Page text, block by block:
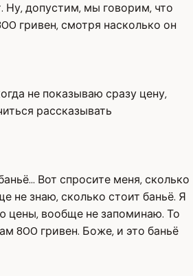
Ну, допустим, мы говорим, что
гривен, смотря насколько он
не показываю сразу цену,
рассказывать
Вот спросите меня, сколько
не знаю, сколько стоит баньё. Я
цены, вообще не запоминаю. То
800 гривен. Боже, и это баньё